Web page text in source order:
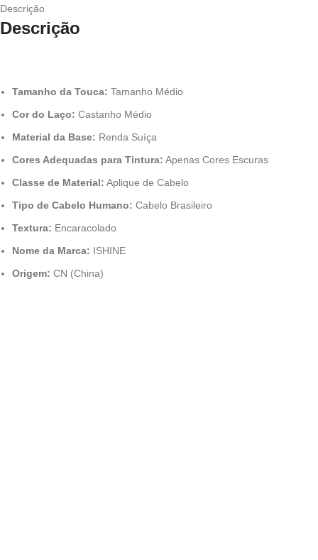
Cabelo
Humano
de
Descrição
Descrição
Tamanho da Touca: Tamanho Médio
Cor do Laço: Castanho Médio
Material da Base: Renda Suíça
Cores Adequadas para Tintura: Apenas Cores Escuras
Classe de Material: Aplique de Cabelo
Tipo de Cabelo Humano: Cabelo Brasileiro
Textura: Encaracolado
Nome da Marca: ISHINE
Origem: CN (China)